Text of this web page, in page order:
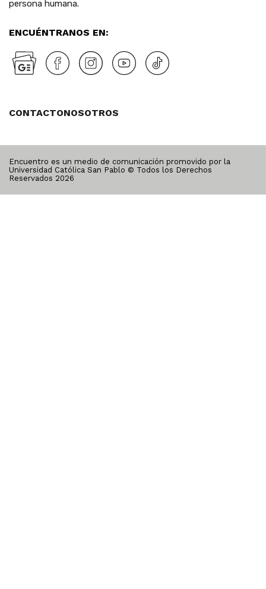
persona humana.
ENCUÉNTRANOS EN:
CONTACTONOSOTROS
Encuentro es un medio de comunicación promovido por la
Universidad Católica San Pablo © Todos los Derechos
Reservados 2026